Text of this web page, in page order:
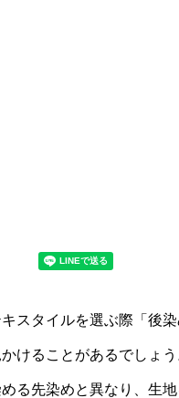
スタイルを選ぶ際「後
けることがあるでしょ
る先染めと異なり、生